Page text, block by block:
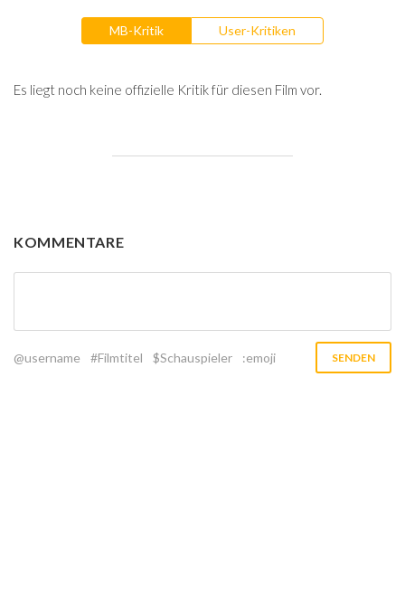
MB-Kritik User-Kritiken
Es liegt noch keine offizielle Kritik für diesen Film vor.
KOMMENTARE
@username #Filmtitel $Schauspieler :emoji